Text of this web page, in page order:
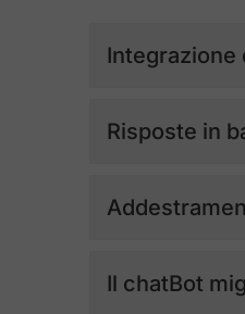
Integrazione
Risposte in
Il chatBot